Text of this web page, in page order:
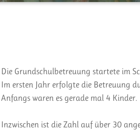
Die Grundschulbetreuung startete im
Im ersten Jahr erfolgte die Betreuung
Anfangs waren es gerade mal 4 Kinder.
Inzwischen ist die Zahl auf über 30